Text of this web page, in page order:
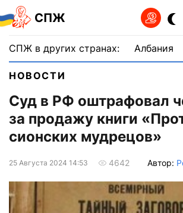
СПЖ
СПЖ в других странах: Албания
НОВОСТИ
Суд в РФ оштрафовал
за продажу книги
сионских мудрецов»
25 Августа 2024 14:53 4642 Автор: